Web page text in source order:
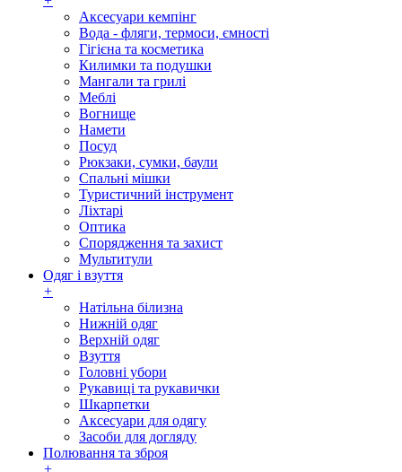
Аксесуари кемпінг
Вода - фляги, термоси, ємності
Гігієна та косметика
Килимки та подушки
Мангали та грилі
Меблі
Вогнище
Намети
Посуд
Рюкзаки, сумки, баули
Спальні мішки
Туристичний інструмент
Ліхтарі
Оптика
Спорядження та захист
Мультитули
Одяг і взуття
+
Натільна білизна
Нижній одяг
Верхній одяг
Взуття
Головні убори
Рукавиці та рукавички
Шкарпетки
Аксесуари для одягу
Засоби для догляду
Полювання та зброя
+